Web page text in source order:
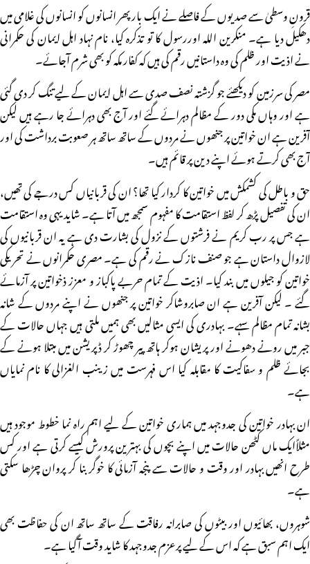
قرونِ وسطیٰ سے صدیوں کے فاصلے نے ایک بار پھر انسانوں کو انسانوں کی غلامی میں
دھکیل دیا ہے۔ منکرین اللہ اوررسول کا تو تذکرہ کیا، نام نہاد اہل ایمان کی حکمرانی
نے اذیت اور ظلم کی وہ داستانیں رقم کی ہیں کہ کفار مکہ کو بھی شرم آجائے۔
مصر کی سرزمین کو دیکھئے جو گزشتہ نصف صدی سے اہل ایمان کے لیے تنگ کر دی گئی
ہے اور وہاں مکی دور کے مظالم دہرائے گئے اور آج بھی دہرائے جا رہے ہیں لیکن
آفرین ہے ان خواتین پر جنھوں نے مردوں کے ساتھ ساتھ ہر صعوبت برداشت کی اور
آج بھی کرتے ہوئے اپنے دین پر قائم ہیں۔
حق و باطل کی کشمکش میں خواتین کا کردار کیا تھا؟ ان کی قربانیاں کس درجے کی تھیں،
ان کی تفصیل پڑھ کر لفظ استقامت کا مفہوم سمجھ میں آتا ہے۔ شاید یہی وہ استقامت
ہے جس پر رب کریم نے فرشتوں کے نزول کی بشارت دی ہے یہ ان قربانیوں کی
لازوال داستان ہے جو صنف نازک نے رقم کی ہے۔ مصری حکمرانوں نے تحریکی
خواتین کو جیلوں میں بند کیا۔ اذیت کے تمام حربے پاکباز و معزز ذخواتین پر آزمائے
گئے ۔ لیکن آفرین ہے ان صابروشاکر خواتین پر جنھوں نے اپنے مردوں کے شانہ
بشانہ تمام مظالم سہے۔ بہادری کی ایسی مثالیں بھی ہمیں ملتی ہیں جہاں حالات کے
جبر میں رونے دھونے اور پریشان ہوکر ہاتھ پیر چھوڑ کر ڈپریشن میں مبتلا ہونے کے
بجائے ظلم و سفاکیت کا مقابلہ کیا اس فہرست میں زینب الغزالی کا نام نمایاں
ہے۔
ان بہادر خواتین کی جدوجہد میں ہماری خواتین کے لیے اہم راہ نما خطوط موجود ہیں
مثلاًایک ماں کٹھن حالات میں اپنے بچوں کی بہترین پرورش کیسے کرتی ہے اور کس
طرح انھیں بہادر اور وقت و حالات سے پنجہ آزمائی کا خوگر بنا کر پروان چڑھا سکتی
ہے۔
شوہروں، بھائیوں اور بیٹوں کی صابرانہ رفاقت کے ساتھ ساتھ ان کی حفاظت بھی
ایک اہم سبق ہے کہ اس کے لیے پرعزم جدوجہد کا شاید وقت آگیا ہے۔